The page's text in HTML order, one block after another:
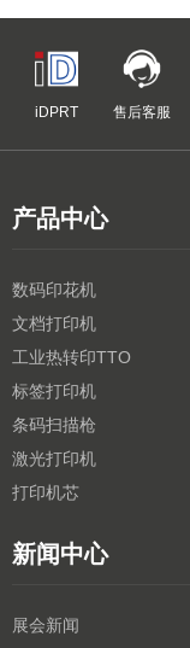
iDPRT 售后客服
产品中心
数码印花机
文档打印机
工业热转印TTO
标签打印机
条码扫描枪
激光打印机
打印机芯
新闻中心
展会新闻